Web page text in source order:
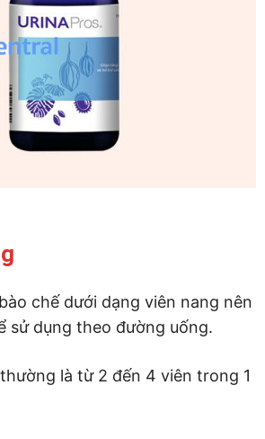
chế dưới dạng viên nang nên
sử dụng theo đường uống.
là từ 2 đến 4 viên trong 1